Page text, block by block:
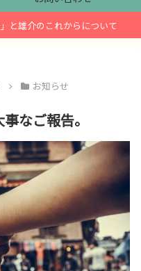
と雄介のこれからについて
お知らせ
なご報告。